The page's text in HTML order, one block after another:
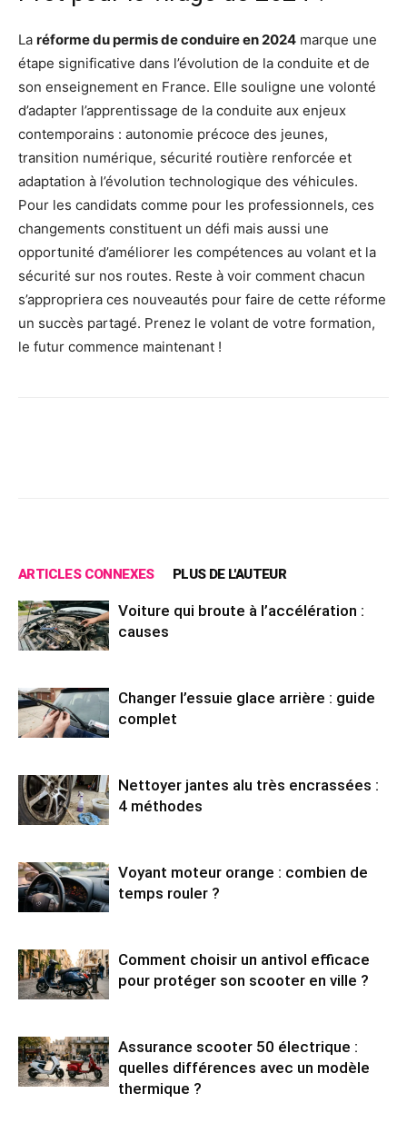
La réforme du permis de conduire en 2024 marque une
étape significative dans l’évolution de la conduite et de
son enseignement en France. Elle souligne une volonté
d’adapter l’apprentissage de la conduite aux enjeux
contemporains : autonomie précoce des jeunes,
transition numérique, sécurité routière renforcée et
adaptation à l’évolution technologique des véhicules.
Pour les candidats comme pour les professionnels, ces
changements constituent un défi mais aussi une
opportunité d’améliorer les compétences au volant et la
sécurité sur nos routes. Reste à voir comment chacun
s’appropriera ces nouveautés pour faire de cette réforme
un succès partagé. Prenez le volant de votre formation,
le futur commence maintenant !
ARTICLES CONNEXES PLUS DE L'AUTEUR
Voiture qui broute à l’accélération :
causes
Changer l’essuie glace arrière : guide
complet
Nettoyer jantes alu très encrassées :
4 méthodes
Voyant moteur orange : combien de
temps rouler ?
Comment choisir un antivol efficace
pour protéger son scooter en ville ?
Assurance scooter 50 électrique :
quelles différences avec un modèle
thermique ?